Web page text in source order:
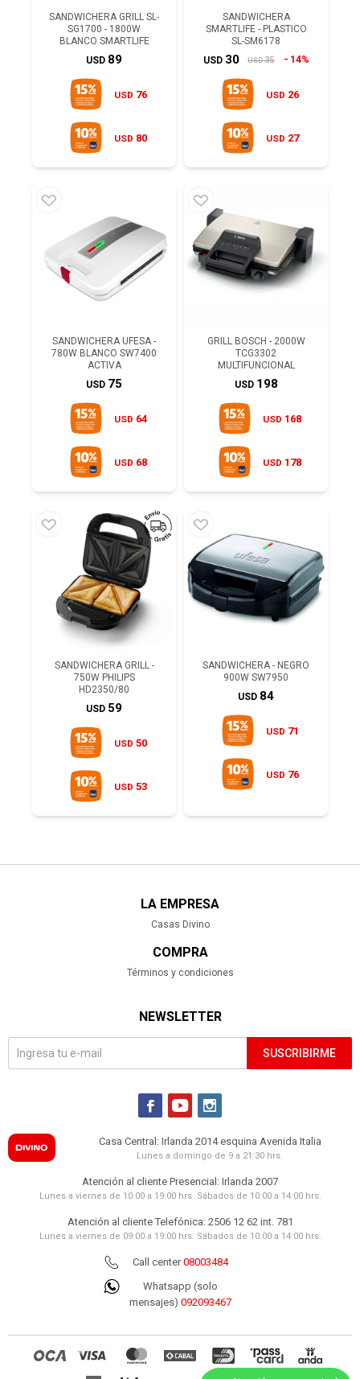
SANDWICHERA GRILL SL-
SG1700 - 1800W
BLANCO SMARTLIFE
USD 89
USD 76
USD 80
SANDWICHERA
SMARTLIFE - PLASTICO
SL-SM6178
USD 30 USD 35 14%
USD 26
USD 27
SANDWICHERA UFESA -
780W BLANCO SW7400
ACTIVA
USD 75
USD 64
USD 68
GRILL BOSCH - 2000W
TCG3302
MULTIFUNCIONAL
USD 198
USD 168
USD 178
SANDWICHERA GRILL -
750W PHILIPS
HD2350/80
USD 59
USD 50
USD 53
SANDWICHERA - NEGRO
900W SW7950
USD 84
USD 71
USD 76
LA EMPRESA
Casas Divino
COMPRA
Términos y condiciones
NEWSLETTER
SUSCRIBIRME
  
Casa Central: Irlanda 2014 esquina Avenida Italia
Lunes a domingo de 9 a 21:30 hrs.
Atención al cliente Presencial: Irlanda 2007
Lunes a viernes de 10:00 a 19:00 hrs. Sábados de 10:00 a 14:00 hrs.
Atención al cliente Telefónica: 2506 12 62 int. 781
Lunes a viernes de 09:00 a 19:00 hrs. Sábados de 10:00 a 14:00 hrs.
Call center08003484
Whatsapp (solo
mensajes) 092093467